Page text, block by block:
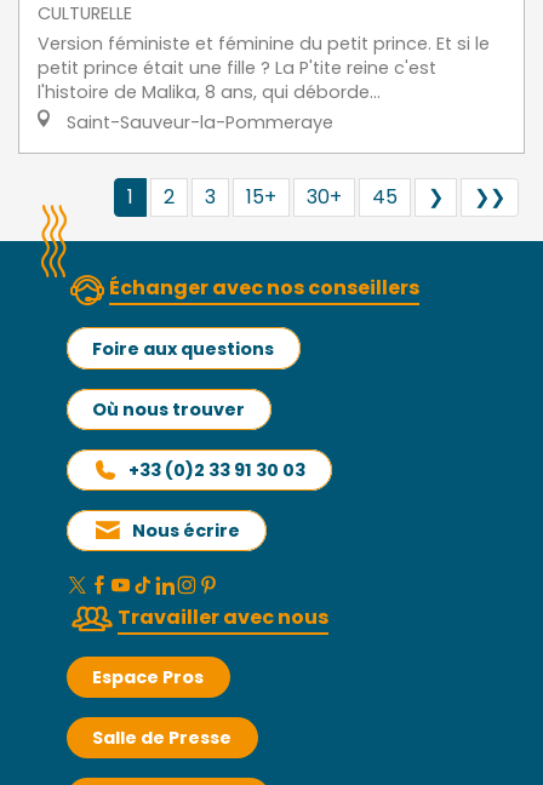
CULTURELLE
Version féministe et féminine du petit prince. Et si le
petit prince était une fille ? La P'tite reine c'est
l'histoire de Malika, 8 ans, qui déborde...
Saint-Sauveur-la-Pommeraye
1 2 3 15+ 30+ 45 ❯ ❯❯
Échanger avec nos conseillers
Foire aux questions
Où nous trouver
+33 (0)2 33 91 30 03
Nous écrire
Travailler avec nous
Espace Pros
Salle de Presse